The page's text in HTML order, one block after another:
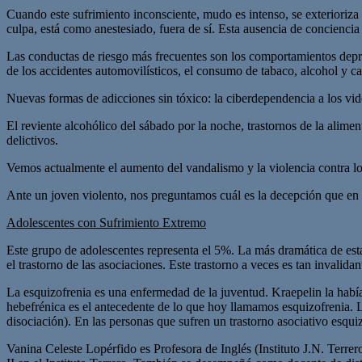
Cuando este sufrimiento inconsciente, mudo es intenso, se
culpa, está como anestesiado, fuera de sí. Esta ausencia de
Las conductas de riesgo más frecuentes son los comportamientos
de los accidentes automovilísticos, el consumo de tabaco, alcohol y
Nuevas formas de adicciones sin tóxico: la ciberdependencia a los
El reviente alcohólico del sábado por la noche, trastornos de la
delictivos.
Vemos actualmente el aumento del vandalismo y la violencia
Ante un joven violento, nos preguntamos cuál es la decepción que
Adolescentes con Sufrimiento Extremo
Este grupo de adolescentes representa el 5%. La más dramática de
el trastorno de las asociaciones. Este trastorno a veces es tan
La esquizofrenia es una enfermedad de la juventud. Kraepelin la
hebefrénica es el antecedente de lo que hoy llamamos
disociación). En las personas que sufren un trastorno asociativo
Vanina Celeste Lopérfido es Profesora de Inglés (Instituto J.N.